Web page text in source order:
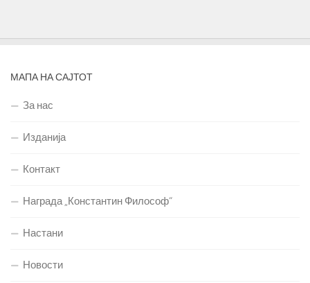
МАПА НА САЈТОТ
За нас
Изданија
Контакт
Награда „Константин Философ“
Настани
Новости